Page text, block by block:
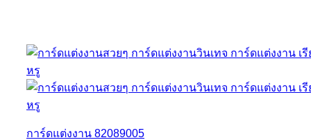
การ์ดแต่งงาน 82089005